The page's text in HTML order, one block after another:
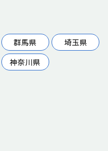
群馬県
埼玉県
神奈川県